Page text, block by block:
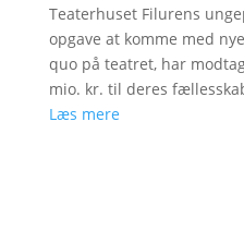
Teaterhuset Filurens
opgave at komme med
quo på teatret, har
mio. kr. til deres
Læs mere